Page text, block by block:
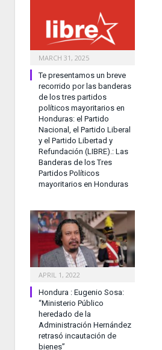
MARCH 31, 2025
Te presentamos un breve
recorrido por las banderas
de los tres partidos
políticos mayoritarios en
Honduras: el Partido
Nacional, el Partido Liberal
y el Partido Libertad y
Refundación (LIBRE).: Las
Banderas de los Tres
Partidos Políticos
mayoritarios en Honduras
APRIL 1, 2022
Hondura : Eugenio Sosa:
“Ministerio Público
heredado de la
Administración Hernández
retrasó incautación de
bienes”